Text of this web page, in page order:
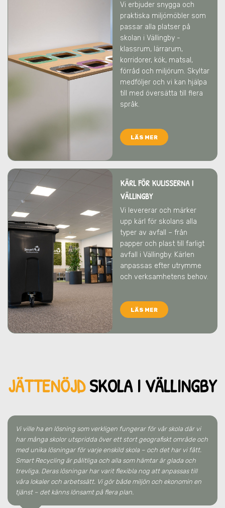
Vi erbjuder snygga och
praktiska miljömöbler som
passar alla platser på
skolan i Vällingby -
klassrum, lärrarum,
korridorer, kök, matsal,
förråd och miljörum. Skyltar
medföljer och vi kan hjälpa
till med översätta till flera
språk.
LÄS MER
KÄRL FÖR KULISSERNA I
VÄLLINGBY
Vi levererar och märker
upp kärl för skolans alla
typer av avfall – från
papper och plast till farligt
avfall i Vällingby. Kärlen
anpassas efter utrymme
och verksamhetens behov.
LÄS MER
JÄTTENÖJDSKOLA I VÄLLINGBY
Vi ville ha en lösning som verkligen fungerar för vår skola där vi
har många skolor utspridda över ett stort geografiskt område och
med unika lösningar för varje enskild skola – och det har vi fått.
Smart Recycling är pålitliga och alla som hämtar är glada och
trevliga. Deras lösningar har varit flexibla nog att anpassas till
våra lokaler och arbetssätt. Vi gör både miljön och ekonomin en
tjänst – det känns lönsamt på flera plan.